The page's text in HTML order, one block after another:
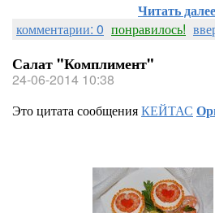
Читать
комментарии: 0 понравилось!
Салат "Комплимент"
24-06-2014 10:38
Это цитата сообщенияКЕЙТАС